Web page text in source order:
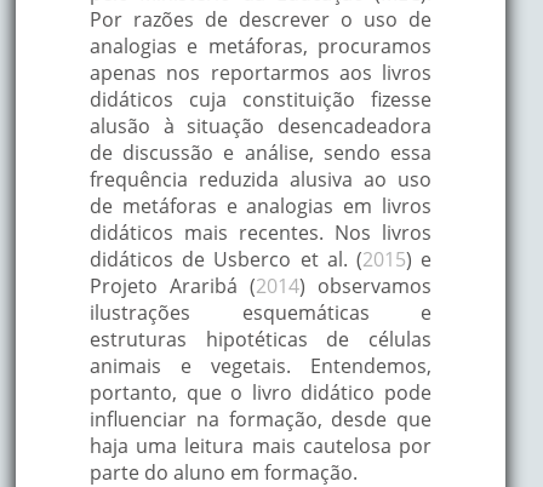
Por razões de descrever o uso de
analogias e metáforas, procuramos
apenas nos reportarmos aos livros
didáticos cuja constituição fizesse
alusão à situação desencadeadora
de discussão e análise, sendo essa
frequência reduzida alusiva ao uso
de metáforas e analogias em livros
didáticos mais recentes. Nos livros
didáticos de Usberco et al. (2015) e
Projeto Araribá (2014) observamos
ilustrações esquemáticas e
estruturas hipotéticas de células
animais e vegetais. Entendemos,
portanto, que o livro didático pode
influenciar na formação, desde que
haja uma leitura mais cautelosa por
parte do aluno em formação.